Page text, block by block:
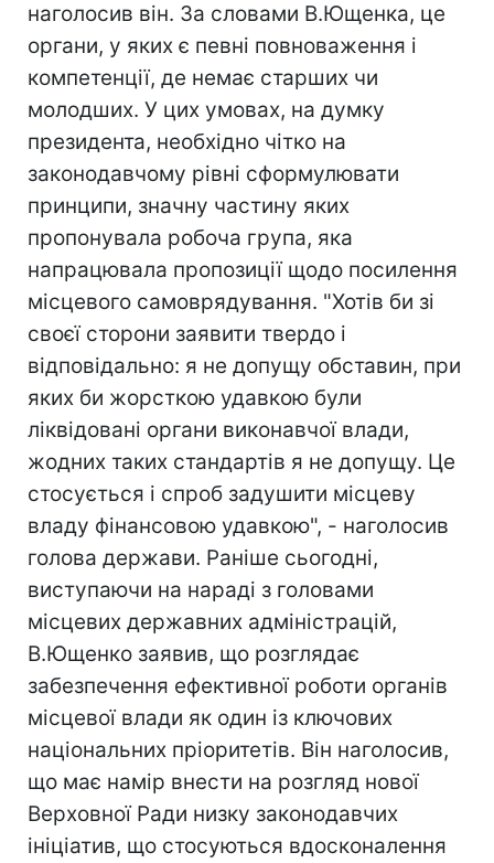
наголосив він. За словами В.Ющенка, це
органи, у яких є певні повноваження і
компетенції, де немає старших чи
молодших. У цих умовах, на думку
президента, необхідно чітко на
законодавчому рівні сформулювати
принципи, значну частину яких
пропонувала робоча група, яка
напрацювала пропозиції щодо посилення
місцевого самоврядування. "Хотів би зі
своєї сторони заявити твердо і
відповідально: я не допущу обставин, при
яких би жорсткою удавкою були
ліквідовані органи виконавчої влади,
жодних таких стандартів я не допущу. Це
стосується і спроб задушити місцеву
владу фінансовою удавкою", - наголосив
голова держави. Раніше сьогодні,
виступаючи на нараді з головами
місцевих державних адміністрацій,
В.Ющенко заявив, що розглядає
забезпечення ефективної роботи органів
місцевої влади як один із ключових
національних пріоритетів. Він наголосив,
що має намір внести на розгляд нової
Верховної Ради низку законодавчих
ініціатив, що стосуються вдосконалення